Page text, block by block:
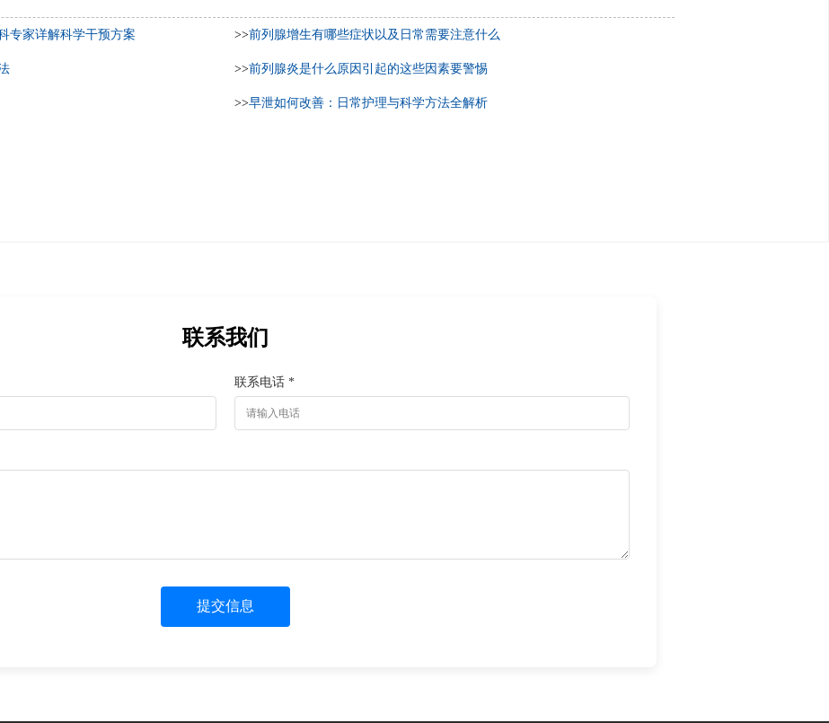
专家详解科学干预方案 >>前列腺增生有哪些症状以及日常需要注意什么
>>前列腺炎是什么原因引起的这些因素要警惕
>>早泄如何改善：日常护理与科学方法全解析
联系我们
联系电话 *
提交信息